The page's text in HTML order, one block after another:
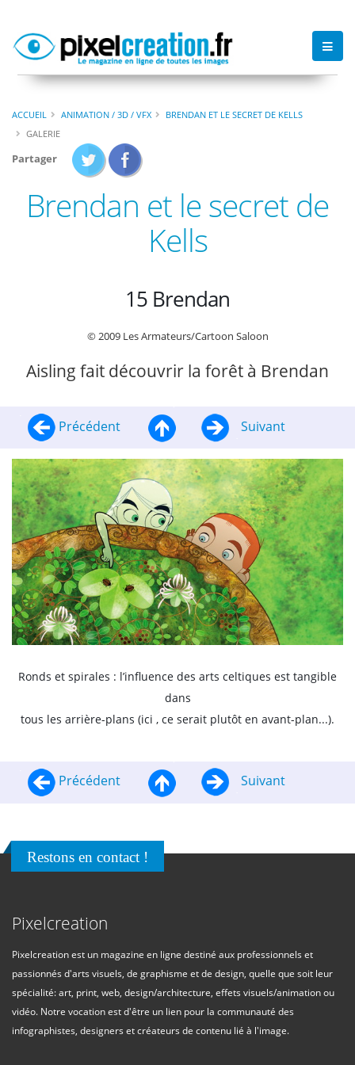
ACCUEIL ANIMATION / 3D / VFX
BRENDAN ET LE SECRET DE KELLS
GALERIE
Partager
Brendan et le secret de
Kells
15 Brendan
© 2009 Les Armateurs/Cartoon Saloon
Aisling fait découvrir la forêt à Brendan
Précédent Suivant
Ronds et spirales : l’influence des arts celtiques est tangible
dans
tous les arrière-plans (ici , ce serait plutôt en avant-plan...).
Précédent Suivant
Restons en contact !
Pixelcreation
Pixelcreation est un magazine en ligne destiné aux professionnels et
passionnés d'arts visuels, de graphisme et de design, quelle que soit leur
spécialité: art, print, web, design/architecture, effets visuels/animation ou
vidéo. Notre vocation est d'être un lien pour la communauté des
infographistes, designers et créateurs de contenu lié à l'image.